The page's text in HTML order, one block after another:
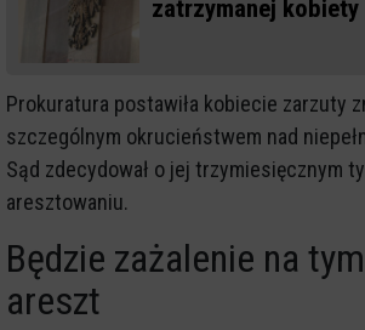
zatrzymanej kobiety
Prokuratura postawiła kobiecie zarzuty
szczególnym okrucieństwem nad
Sąd zdecydował o jej trzymiesięcznym
aresztowaniu.
Będzie zażalenie na
areszt